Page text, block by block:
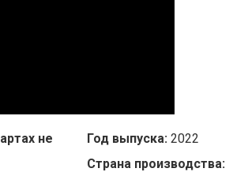
Год выпуска: 2022
Страна производства: